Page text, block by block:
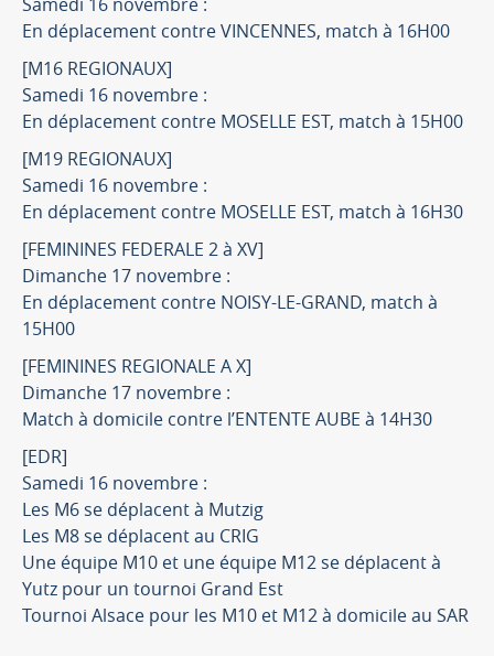
En déplacement contre VINCENNES, match à 16H00
[M16 REGIONAUX]
Samedi 16 novembre :
En déplacement contre MOSELLE EST, match à 15H00
[M19 REGIONAUX]
Samedi 16 novembre :
En déplacement contre MOSELLE EST, match à 16H30
[FEMININES FEDERALE 2 à XV]
Dimanche 17 novembre :
En déplacement contre NOISY-LE-GRAND, match à
15H00
[FEMININES REGIONALE A X]
Dimanche 17 novembre :
Match à domicile contre l’ENTENTE AUBE à 14H30
[EDR]
Samedi 16 novembre :
Les M6 se déplacent à Mutzig
Les M8 se déplacent au CRIG
Une équipe M10 et une équipe M12 se déplacent à
Yutz pour un tournoi Grand Est
Tournoi Alsace pour les M10 et M12 à domicile au SAR